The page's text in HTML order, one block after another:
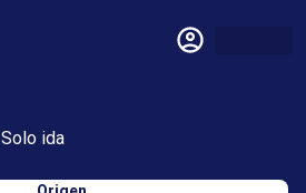
Solo ida